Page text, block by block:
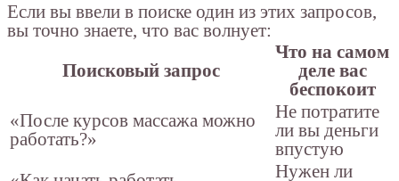
Если вы ввели в поиске один из этих запросов,
вы точно знаете, что вас волнует:
Поисковый запрос
Что на самом
деле вас
беспокоит
«После курсов массажа можно
работать?»
Не потратите
ли вы деньги
впустую
Нужен ли